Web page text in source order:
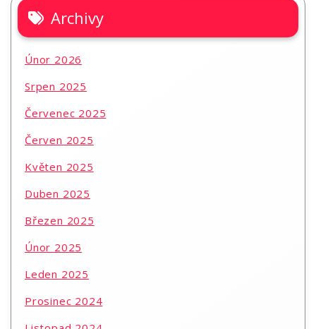
Archivy
Únor 2026
Srpen 2025
Červenec 2025
Červen 2025
Květen 2025
Duben 2025
Březen 2025
Únor 2025
Leden 2025
Prosinec 2024